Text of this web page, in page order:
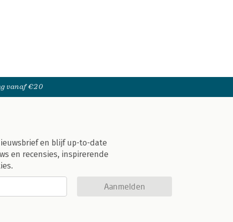
vanaf €20
en blijf up-to-date
en recensies, inspirerende
Aanmelden